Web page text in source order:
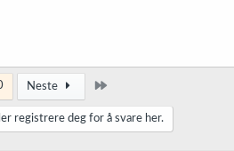
Neste
registrere deg for å svare her.